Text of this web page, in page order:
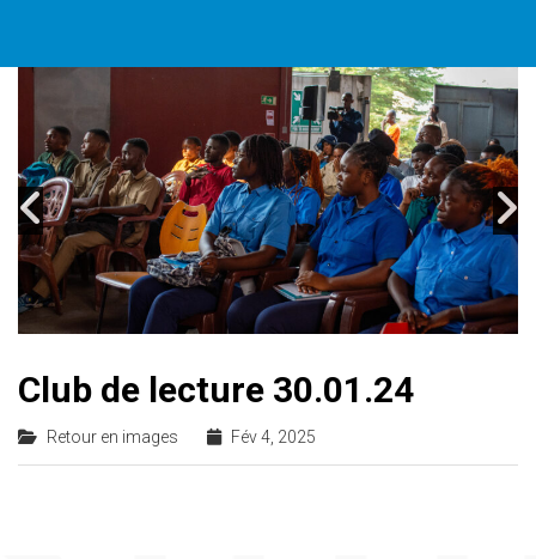
Club de lecture 30.01.24
Retour en images Fév 4, 2025